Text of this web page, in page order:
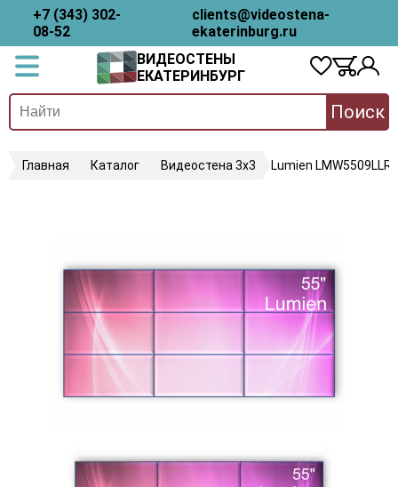
+7 (343) 302-
08-52
clients@videostena-
ekaterinburg.ru
ВИДЕОСТЕНЫ
ЕКАТЕРИНБУРГ
Поиск
Главная Каталог Видеостена 3х3 Lumien